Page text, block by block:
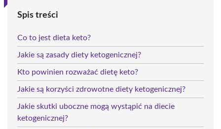
Spis treści
Co to jest dieta keto?
Jakie są zasady diety ketogenicznej?
Kto powinien rozważać dietę keto?
Jakie są korzyści zdrowotne diety ketogenicznej?
Jakie skutki uboczne mogą wystąpić na diecie
ketogenicznej?